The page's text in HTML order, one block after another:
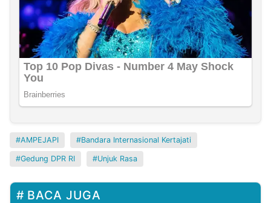
AMPEJAPI Bandara Internasional Kertajati
Gedung DPR RI Unjuk Rasa
BACA JUGA